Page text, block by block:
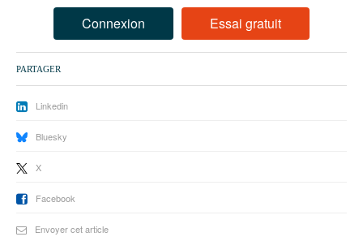
Connexion Essai gratuit
PARTAGER
Linkedin
Bluesky
X
Facebook
Envoyer cet article